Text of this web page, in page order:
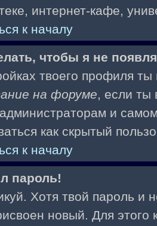
интернет-кафе,
к началу
чтобы я не
твоего профиля
на форуме, если
и
как скрытый
к началу
пароль!
Хотя твой пароль и
новый. Для этого